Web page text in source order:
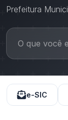
Prefeitura
e-SIC